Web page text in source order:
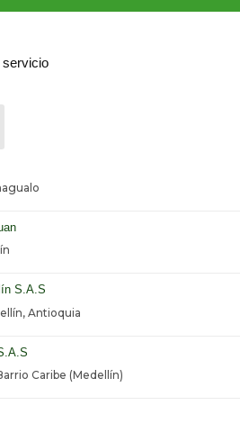
servicio
S.A.S
Antioquia
Caribe (Medellín)